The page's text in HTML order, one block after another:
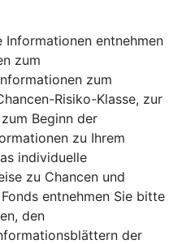
entnehmen
zum
zum
Risiko-Klasse, zur
Beginn der
zu Ihrem
individuelle
zu Chancen und
entnehmen Sie bitte
den
der